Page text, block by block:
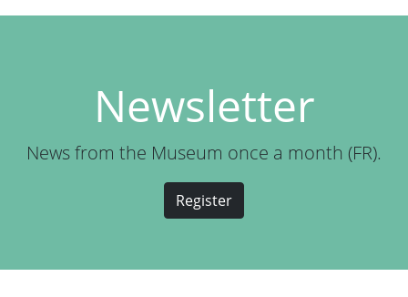
Newsletter
News from the Museum once a month (FR).
Register